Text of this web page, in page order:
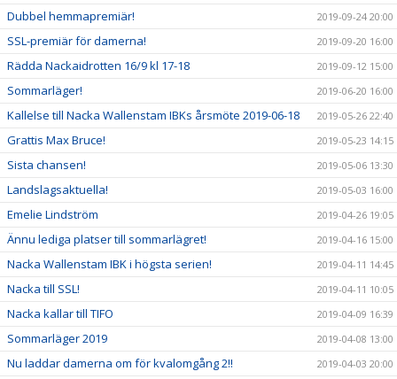
Dubbel hemmapremiär! 2019-09-24 20:00
SSL-premiär för damerna! 2019-09-20 16:00
Rädda Nackaidrotten 16/9 kl 17-18 2019-09-12 15:00
Sommarläger! 2019-06-20 16:00
Kallelse till Nacka Wallenstam IBKs årsmöte 2019-06-18 2019-05-26 22:40
Grattis Max Bruce! 2019-05-23 14:15
Sista chansen! 2019-05-06 13:30
Landslagsaktuella! 2019-05-03 16:00
Emelie Lindström 2019-04-26 19:05
Ännu lediga platser till sommarlägret! 2019-04-16 15:00
Nacka Wallenstam IBK i högsta serien! 2019-04-11 14:45
Nacka till SSL! 2019-04-11 10:05
Nacka kallar till TIFO 2019-04-09 16:39
Sommarläger 2019 2019-04-08 13:00
Nu laddar damerna om för kvalomgång 2!! 2019-04-03 20:00